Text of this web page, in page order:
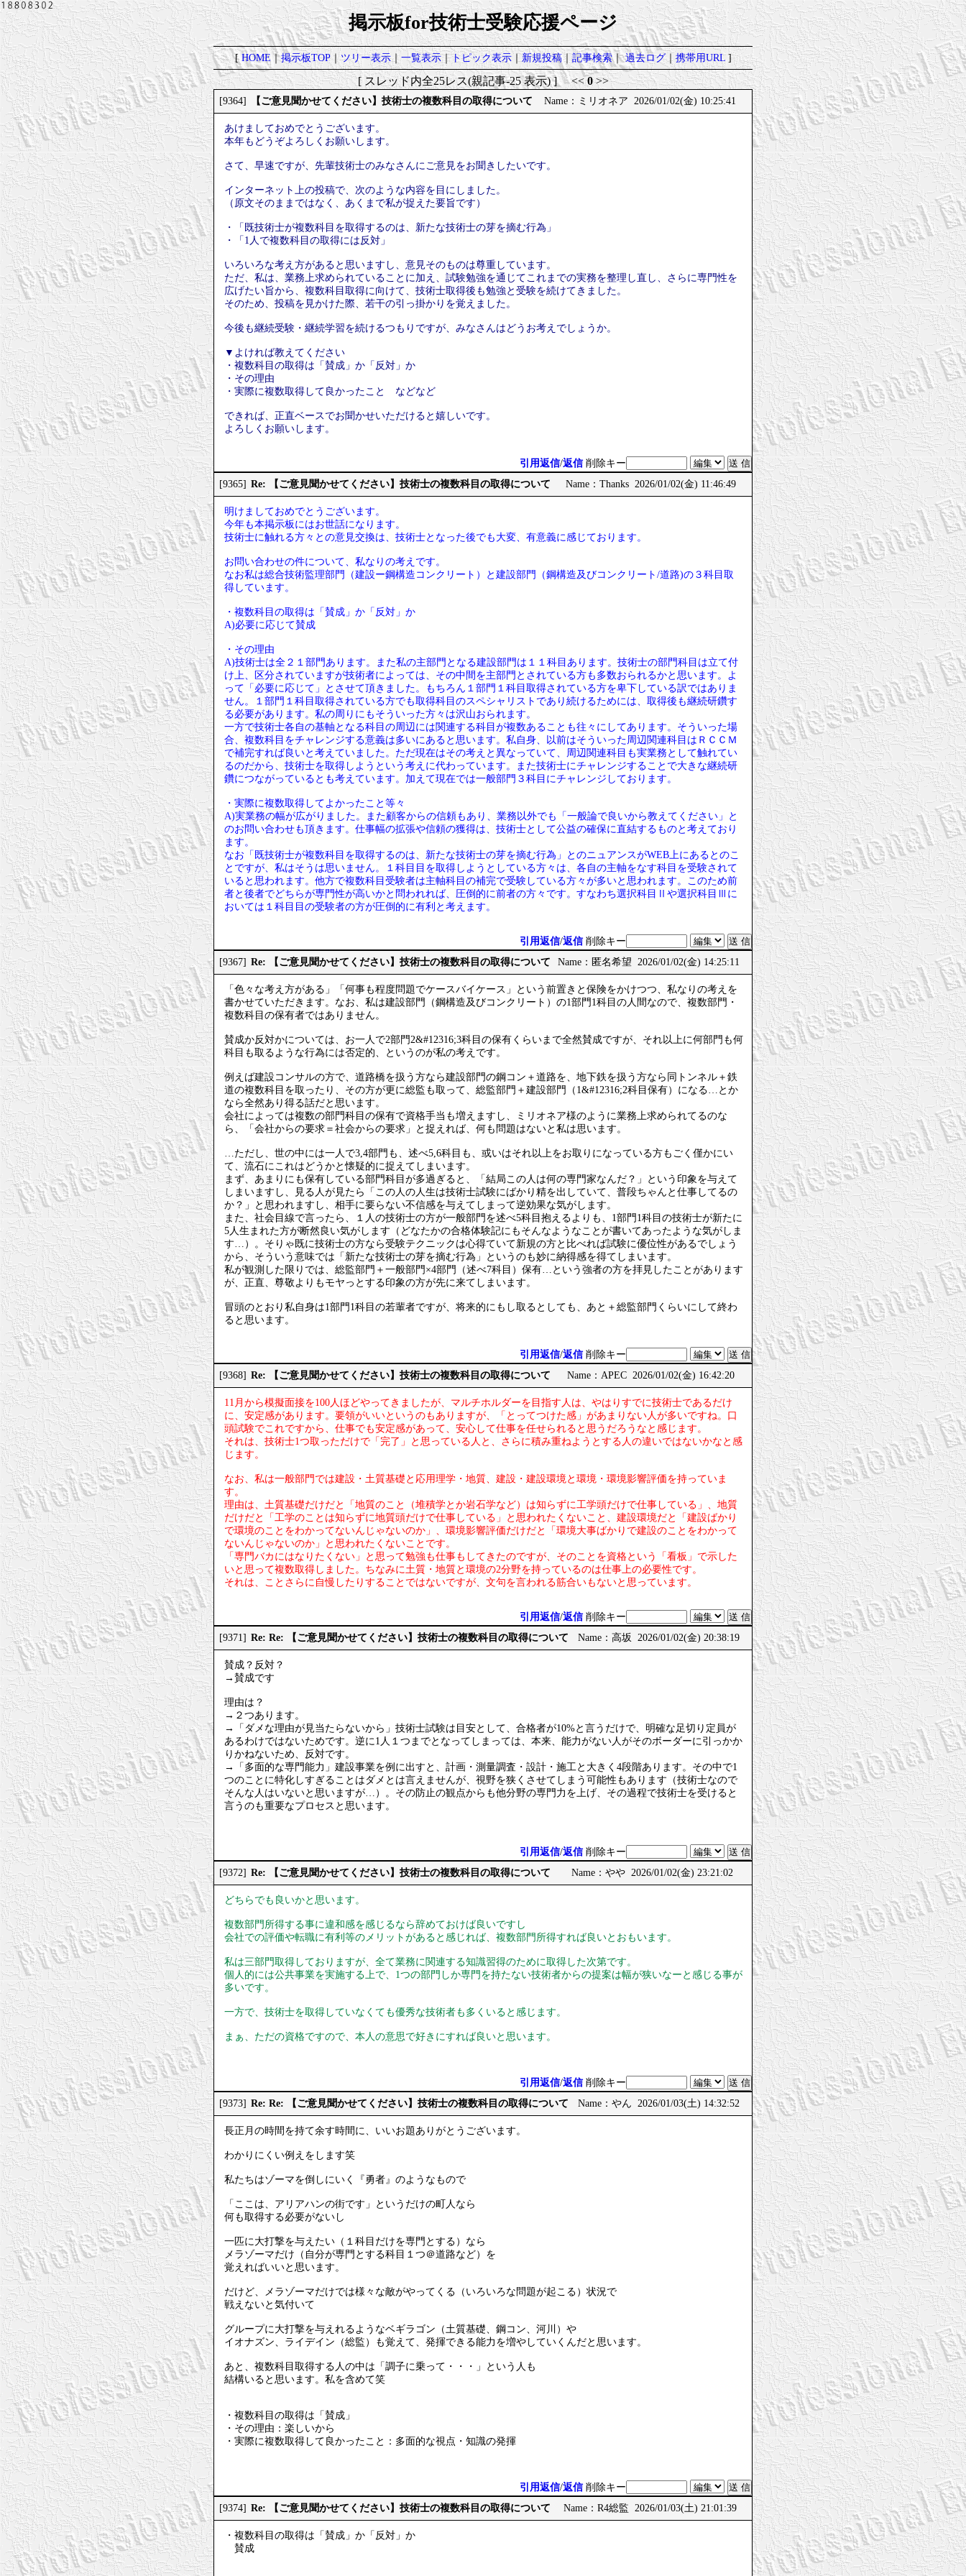
掲示板for技術士受験応援ページ
[HOME｜掲示板TOP｜ツリー表示｜一覧表示｜トピック表示｜新規投稿｜記事検索｜過去ログ｜携帯用URL]
[ スレッド内全25レス(親記事-25 表示) ] <<0>>
[9364] 【ご意見聞かせてください】技術士の複数科目の取得について Name：ミリオネア 2026/01/02(金) 10:25:41
あけましておめでとうございます。
本年もどうぞよろしくお願いします。
さて、早速ですが、先輩技術士のみなさんにご意見をお聞きしたいです。
インターネット上の投稿で、次のような内容を目にしました。
（原文そのままではなく、あくまで私が捉えた要旨です）
・「既技術士が複数科目を取得するのは、新たな技術士の芽を摘む行為」
・「1人で複数科目の取得には反対」
いろいろな考え方があると思いますし、意見そのものは尊重しています。
ただ、私は、業務上求められていることに加え、試験勉強を通じてこれまでの実務を整理し直し、さらに専門性を
広げたい旨から、複数科目取得に向けて、技術士取得後も勉強と受験を続けてきました。
そのため、投稿を見かけた際、若干の引っ掛かりを覚えました。
今後も継続受験・継続学習を続けるつもりですが、みなさんはどうお考えでしょうか。
▼よければ教えてください
・複数科目の取得は「賛成」か「反対」か
・その理由
・実際に複数取得して良かったこと などなど
できれば、正直ベースでお聞かせいただけると嬉しいです。
よろしくお願いします。
引用返信/返信 削除キー
[9365] Re: 【ご意見聞かせてください】技術士の複数科目の取得について Name：Thanks 2026/01/02(金) 11:46:49
明けましておめでとうございます。
今年も本掲示板にはお世話になります。
技術士に触れる方々との意見交換は、技術士となった後でも大変、有意義に感じております。
お問い合わせの件について、私なりの考えです。
なお私は総合技術監理部門（建設ー鋼構造コンクリート）と建設部門（鋼構造及びコンクリート/道路)の３科目取
得しています。
・複数科目の取得は「賛成」か「反対」か
A)必要に応じて賛成
・その理由
A)技術士は全２１部門あります。また私の主部門となる建設部門は１１科目あります。技術士の部門科目は立て付
け上、区分されていますが技術者によっては、その中間を主部門とされている方も多数おられるかと思います。よ
って「必要に応じて」とさせて頂きました。もちろん１部門１科目取得されている方を卑下している訳ではありま
せん。１部門１科目取得されている方でも取得科目のスペシャリストであり続けるためには、取得後も継続研鑽す
る必要があります。私の周りにもそういった方々は沢山おられます。
一方で技術士各自の基軸となる科目の周辺には関連する科目が複数あることも往々にしてあります。そういった場
合、複数科目をチャレンジする意義は多いにあると思います。私自身、以前はそういった周辺関連科目はＲＣＣＭ
で補完すれば良いと考えていました。ただ現在はその考えと異なっていて、周辺関連科目も実業務として触れてい
るのだから、技術士を取得しようという考えに代わっています。また技術士にチャレンジすることで大きな継続研
鑽につながっているとも考えています。加えて現在では一般部門３科目にチャレンジしております。
・実際に複数取得してよかったこと等々
A)実業務の幅が広がりました。また顧客からの信頼もあり、業務以外でも「一般論で良いから教えてください」と
のお問い合わせも頂きます。仕事幅の拡張や信頼の獲得は、技術士として公益の確保に直結するものと考えており
ます。
なお「既技術士が複数科目を取得するのは、新たな技術士の芽を摘む行為」とのニュアンスがWEB上にあるとのこ
とですが、私はそうは思いません。１科目目を取得しようとしている方々は、各自の主軸をなす科目を受験されて
いると思われます。他方で複数科目受験者は主軸科目の補完で受験している方々が多いと思われます。このため前
者と後者でどちらが専門性が高いかと問われれば、圧倒的に前者の方々です。すなわち選択科目Ⅱや選択科目Ⅲに
おいては１科目目の受験者の方が圧倒的に有利と考えます。
引用返信/返信 削除キー
[9367] Re: 【ご意見聞かせてください】技術士の複数科目の取得について Name：匿名希望 2026/01/02(金) 14:25:11
「色々な考え方がある」「何事も程度問題でケースバイケース」という前置きと保険をかけつつ、私なりの考えを
書かせていただきます。なお、私は建設部門（鋼構造及びコンクリート）の1部門1科目の人間なので、複数部門・
複数科目の保有者ではありません。
賛成か反対かについては、お一人で2部門2&#12316;3科目の保有くらいまで全然賛成ですが、それ以上に何部門も何
科目も取るような行為には否定的、というのが私の考えです。
例えば建設コンサルの方で、道路橋を扱う方なら建設部門の鋼コン＋道路を、地下鉄を扱う方なら同トンネル＋鉄
道の複数科目を取ったり、その方が更に総監も取って、総監部門＋建設部門（1&#12316;2科目保有）になる…とか
なら全然あり得る話だと思います。
会社によっては複数の部門科目の保有で資格手当も増えますし、ミリオネア様のように業務上求められてるのな
ら、「会社からの要求＝社会からの要求」と捉えれば、何も問題はないと私は思います。
…ただし、世の中には一人で3,4部門も、述べ5,6科目も、或いはそれ以上をお取りになっている方もごく僅かにい
て、流石にこれはどうかと懐疑的に捉えてしまいます。
まず、あまりにも保有している部門科目が多過ぎると、「結局この人は何の専門家なんだ？」という印象を与えて
しまいますし、見る人が見たら「この人の人生は技術士試験にばかり精を出していて、普段ちゃんと仕事してるの
か？」と思われますし、相手に要らない不信感を与えてしまって逆効果な気がします。
また、社会目線で言ったら、１人の技術士の方が一般部門を述べ5科目抱えるよりも、1部門1科目の技術士が新たに
5人生まれた方が断然良い気がします（どなたかの合格体験記にもそんなようなことが書いてあったような気がしま
す…）。そりゃ既に技術士の方なら受験テクニックは心得ていて新規の方と比べれば試験に優位性があるでしょう
から、そういう意味では「新たな技術士の芽を摘む行為」というのも妙に納得感を得てしまいます。
私が観測した限りでは、総監部門＋一般部門×4部門（述べ7科目）保有…という強者の方を拝見したことがあります
が、正直、尊敬よりもモヤっとする印象の方が先に来てしまいます。
冒頭のとおり私自身は1部門1科目の若輩者ですが、将来的にもし取るとしても、あと＋総監部門くらいにして終わ
ると思います。
引用返信/返信 削除キー
[9368] Re: 【ご意見聞かせてください】技術士の複数科目の取得について Name：APEC 2026/01/02(金) 16:42:20
11月から模擬面接を100人ほどやってきましたが、マルチホルダーを目指す人は、やはりすでに技術士であるだけ
に、安定感があります。要領がいいというのもありますが、「とってつけた感」があまりない人が多いですね。口
頭試験でこれですから、仕事でも安定感があって、安心して仕事を任せられると思うだろうなと感じます。
それは、技術士1つ取っただけで「完了」と思っている人と、さらに積み重ねようとする人の違いではないかなと感
じます。
なお、私は一般部門では建設・土質基礎と応用理学・地質、建設・建設環境と環境・環境影響評価を持っていま
す。
理由は、土質基礎だけだと「地質のこと（堆積学とか岩石学など）は知らずに工学頭だけで仕事している」、地質
だけだと「工学のことは知らずに地質頭だけで仕事している」と思われたくないこと、建設環境だと「建設ばかり
で環境のことをわかってないんじゃないのか」、環境影響評価だけだと「環境大事ばかりで建設のことをわかって
ないんじゃないのか」と思われたくないことです。
「専門バカにはなりたくない」と思って勉強も仕事もしてきたのですが、そのことを資格という「看板」で示した
いと思って複数取得しました。ちなみに土質・地質と環境の2分野を持っているのは仕事上の必要性です。
それは、ことさらに自慢したりすることではないですが、文句を言われる筋合いもないと思っています。
引用返信/返信 削除キー
[9371] Re: Re: 【ご意見聞かせてください】技術士の複数科目の取得について Name：高坂 2026/01/02(金) 20:38:19
賛成？反対？
→賛成です
理由は？
→２つあります。
→「ダメな理由が見当たらないから」技術士試験は目安として、合格者が10%と言うだけで、明確な足切り定員が
あるわけではないためです。逆に1人１つまでとなってしまっては、本来、能力がない人がそのボーダーに引っかか
りかねないため、反対です。
→「多面的な専門能力」建設事業を例に出すと、計画・測量調査・設計・施工と大きく4段階あります。その中で1
つのことに特化しすぎることはダメとは言えませんが、視野を狭くさせてしまう可能性もあります（技術士なので
そんな人はいないと思いますが…）。その防止の観点からも他分野の専門力を上げ、その過程で技術士を受けると
言うのも重要なプロセスと思います。
引用返信/返信 削除キー
[9372] Re: 【ご意見聞かせてください】技術士の複数科目の取得について Name：やや 2026/01/02(金) 23:21:02
どちらでも良いかと思います。
複数部門所得する事に違和感を感じるなら辞めておけば良いですし
会社での評価や転職に有利等のメリットがあると感じれば、複数部門所得すれば良いとおもいます。
私は三部門取得しておりますが、全て業務に関連する知識習得のために取得した次第です。
個人的には公共事業を実施する上で、1つの部門しか専門を持たない技術者からの提案は幅が狭いなーと感じる事が
多いです。
一方で、技術士を取得していなくても優秀な技術者も多くいると感じます。
まぁ、ただの資格ですので、本人の意思で好きにすれば良いと思います。
引用返信/返信 削除キー
[9373] Re: Re: 【ご意見聞かせてください】技術士の複数科目の取得について Name：やん 2026/01/03(土) 14:32:52
長正月の時間を持て余す時間に、いいお題ありがとうございます。
わかりにくい例えをします笑
私たちはゾーマを倒しにいく『勇者』のようなもので
「ここは、アリアハンの街です」というだけの町人なら
何も取得する必要がないし
一匹に大打撃を与えたい（１科目だけを専門とする）なら
メラゾーマだけ（自分が専門とする科目１つ＠道路など）を
覚えればいいと思います。
だけど、メラゾーマだけでは様々な敵がやってくる（いろいろな問題が起こる）状況で
戦えないと気付いて
グループに大打撃を与えれるようなベギラゴン（土質基礎、鋼コン、河川）や
イオナズン、ライデイン（総監）も覚えて、発揮できる能力を増やしていくんだと思います。
あと、複数科目取得する人の中は「調子に乗って・・・」という人も
結構いると思います。私を含めて笑
・複数科目の取得は「賛成」
・その理由：楽しいから
・実際に複数取得して良かったこと：多面的な視点・知識の発揮
引用返信/返信 削除キー
[9374] Re: 【ご意見聞かせてください】技術士の複数科目の取得について Name：R4総監 2026/01/03(土) 21:01:39
・複数科目の取得は「賛成」か「反対」か
賛成